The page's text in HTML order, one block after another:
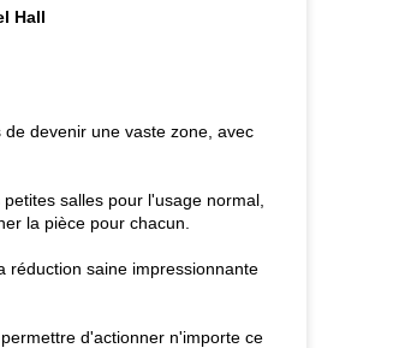
Hall
devenir une vaste zone, avec
salles pour l'usage normal,
la pièce pour chacun.
réduction saine impressionnante
d'actionner n'importe ce